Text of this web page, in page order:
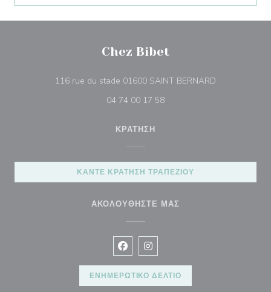
Chez Bibet
116 rue du stade 01600 SAINT BERNARD
04 74 00 17 58
ΚΡΆΤΗΣΗ
ΚΆΝΤΕ ΚΡΆΤΗΣΗ ΤΡΑΠΕΖΙΟΎ
ΑΚΟΛΟΥΘΉΣΤΕ ΜΑΣ
Facebook ((ανοίγει σε νέο
Instagram ((ανοίγει σε νέο
ΕΝΗΜΕΡΩΤΙΚΌ ΔΕΛΤΊΟ